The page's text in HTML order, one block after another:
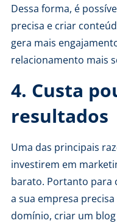
Dessa forma, é
precisa e criar
gera mais
relacionamento mais
4. Custa
resultados
Uma das principais
investirem em
barato. Portanto para
a sua empresa
domínio, criar um blog